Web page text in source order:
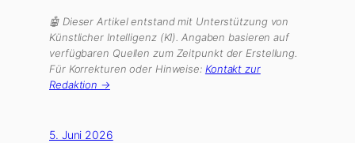
🤖 Dieser Artikel entstand mit Unterstützung von
Künstlicher Intelligenz (KI). Angaben basieren auf
verfügbaren Quellen zum Zeitpunkt der Erstellung.
Für Korrekturen oder Hinweise: Kontakt zur
Redaktion →
5. Juni 2026